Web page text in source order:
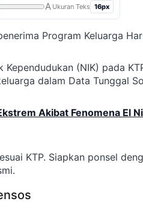
A Ukuran Teks 16px
Program Keluarga
(NIK) pada
dalam Data Tunggal
Akibat Fenomena El
KTP. Siapkan ponsel